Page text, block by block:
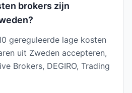
brokers zijn
gereguleerde lage kosten
uit Zweden accepteren,
Brokers, DEGIRO, Trading